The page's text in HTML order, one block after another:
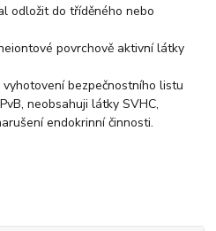
odložit do tříděného nebo
povrchově aktivní látky
bezpečnostního listu
neobsahuji látky SVHC,
endokrinní činnosti.